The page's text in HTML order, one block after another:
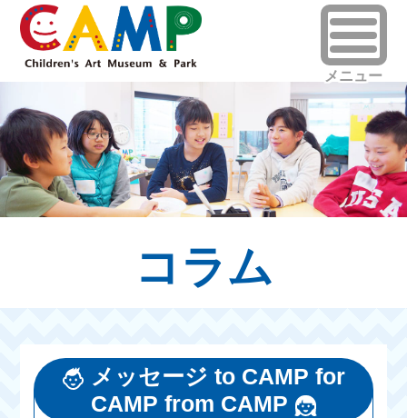
コラム
メッセージ to CAMP for
CAMP from CAMP